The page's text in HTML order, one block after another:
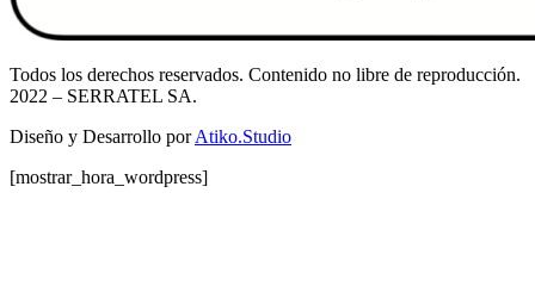
Todos los derechos reservados. Contenido no libre de reproducción.
2022 – SERRATEL SA.
Diseño y Desarrollo porAtiko.Studio
[mostrar_hora_wordpress]